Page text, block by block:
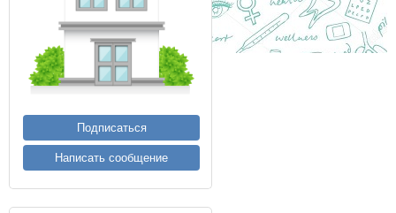
Подписаться
Написать сообщение